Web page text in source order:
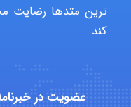
ترین متدها رضایت
کند.
عضویت در